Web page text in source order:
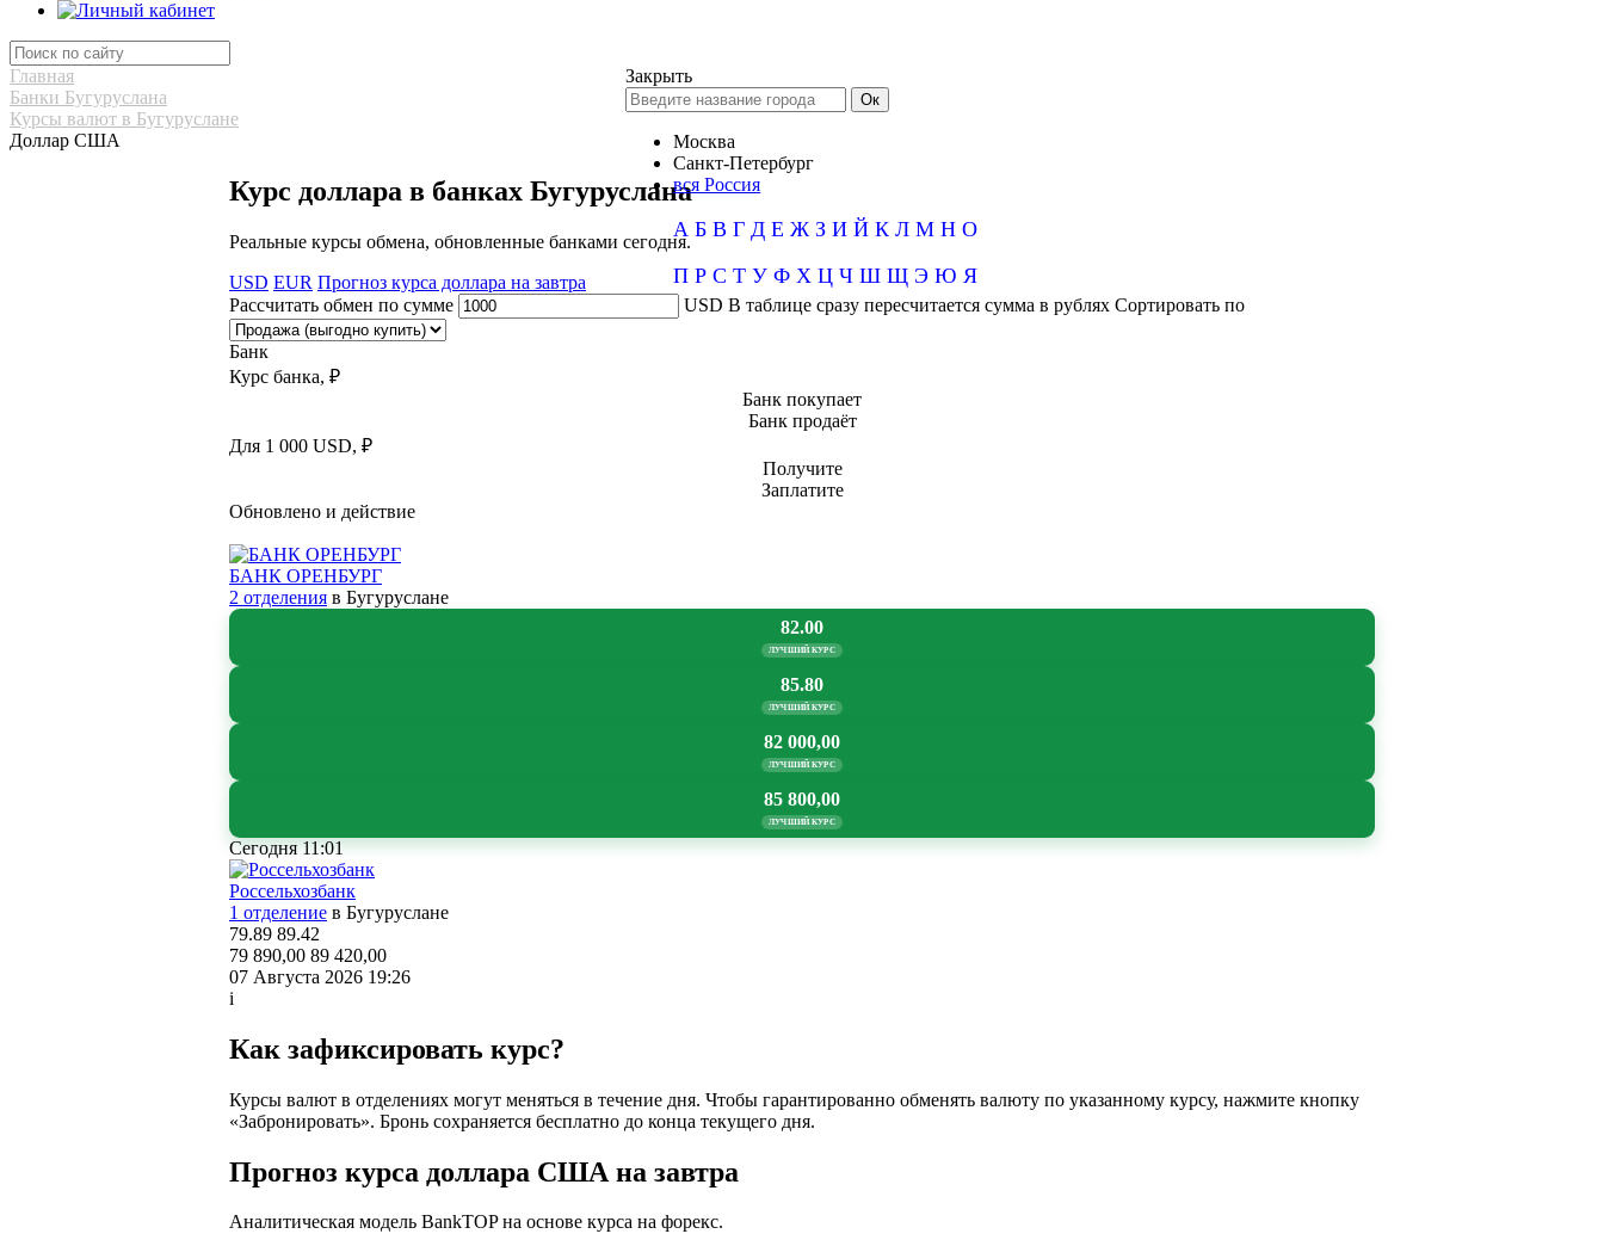
Закрыть
Москва
Санкт-Петербург
вся Россия
А Б В Г Д Е Ж З И Й К Л М Н О
П Р С Т У Ф Х Ц Ч Ш Щ Э Ю Я
Главная
Банки Бугуруслана
Курсы валют в Бугуруслане
Доллар США
Курс доллара в банках Бугуруслана
Реальные курсы обмена, обновленные банками сегодня.
USD EUR Прогноз курса доллара на завтра
Рассчитать обмен по сумме
USD В таблице сразу пересчитается сумма в рублях Сортировать по
Банк
Курс банка, ₽
Банк покупает
Банк продаёт
Для 1 000 USD, ₽
Получите
Заплатите
Обновлено и действие
БАНК ОРЕНБУРГ
2 отделения в Бугуруслане
82.00
ЛУЧШИЙ КУРС
85.80
ЛУЧШИЙ КУРС
82 000,00
ЛУЧШИЙ КУРС
85 800,00
ЛУЧШИЙ КУРС
Сегодня 11:01
Россельхозбанк
1 отделение в Бугуруслане
79.89 89.42
79 890,00 89 420,00
07 Августа 2026 19:26
i
Как зафиксировать курс?
Курсы валют в отделениях могут меняться в течение дня. Чтобы гарантированно обменять валюту по указанному курсу, нажмите кнопку
«Забронировать». Бронь сохраняется бесплатно до конца текущего дня.
Прогноз курса доллара США на завтра
Аналитическая модель BankTOP на основе курса на форекс.